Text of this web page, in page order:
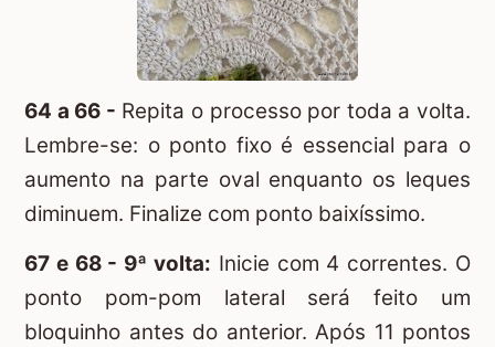
64 a 66 - Repita o processo por toda a volta.
Lembre-se: o ponto fixo é essencial para o
aumento na parte oval enquanto os leques
diminuem. Finalize com ponto baixíssimo.
67 e 68 - 9ª volta: Inicie com 4 correntes. O
ponto pom-pom lateral será feito um
bloquinho antes do anterior. Após 11 pontos